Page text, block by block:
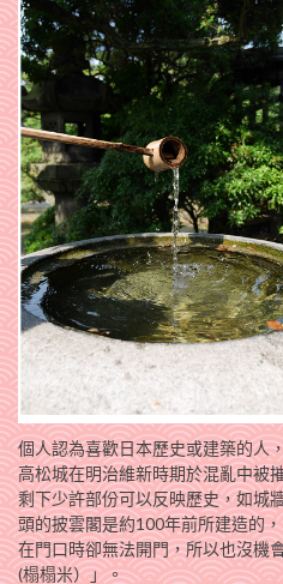
個人認為喜歡日本歷史或建築的人
高松城在明治維新時期於混亂中被
剩下少許部份可以反映歷史，如城
頭的披雲閣是約100年前所建造的
在門口時卻無法開門，所以也沒機
(榻榻米）」。